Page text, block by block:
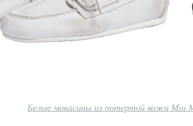
Белые мокасины из потертой кожи Miu